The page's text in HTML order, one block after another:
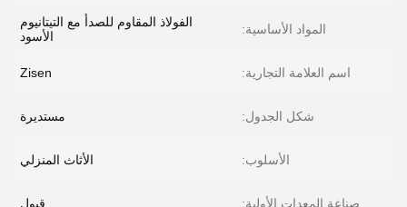
المواد الأساسية:
الفولاذ المقاوم للصدأ مع التيتانيوم
الأسود
اسم العلامة التجارية: Zisen
شكل الجدول: مستديرة
الأسلوب: الأثاث المنزلي
صناعة المعدات الأولية: قبول